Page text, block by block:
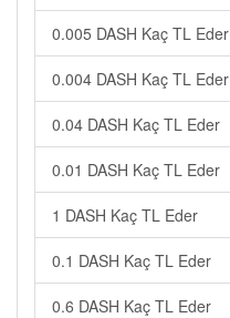
0.005 DASH Kaç TL Eder
0.004 DASH Kaç TL Eder
0.04 DASH Kaç TL Eder
0.01 DASH Kaç TL Eder
1 DASH Kaç TL Eder
0.1 DASH Kaç TL Eder
0.6 DASH Kaç TL Eder